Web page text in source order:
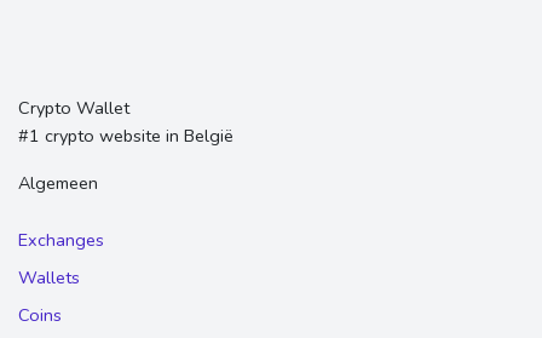
Crypto Wallet
#1 crypto website in België
Algemeen
Exchanges
Wallets
Coins